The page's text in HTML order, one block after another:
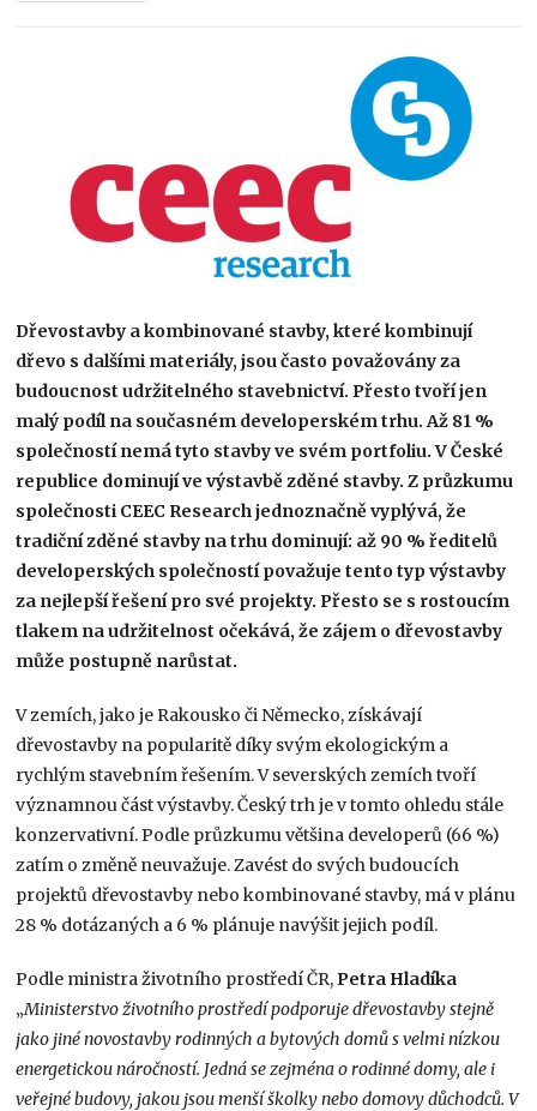
Dřevostavby a kombinované stavby, které kombinují
dřevo s dalšími materiály, jsou často považovány za
budoucnost udržitelného stavebnictví. Přesto tvoří jen
malý podíl na současném developerském trhu. Až 81 %
společností nemá tyto stavby ve svém portfoliu. V České
republice dominují ve výstavbě zděné stavby. Z průzkumu
společnosti CEEC Research jednoznačně vyplývá, že
tradiční zděné stavby na trhu dominují: až 90 % ředitelů
developerských společností považuje tento typ výstavby
za nejlepší řešení pro své projekty. Přesto se s rostoucím
tlakem na udržitelnost očekává, že zájem o dřevostavby
může postupně narůstat.
V zemích, jako je Rakousko či Německo, získávají
dřevostavby na popularitě díky svým ekologickým a
rychlým stavebním řešením. V severských zemích tvoří
významnou část výstavby. Český trh je v tomto ohledu stále
konzervativní. Podle průzkumu většina developerů (66 %)
zatím o změně neuvažuje. Zavést do svých budoucích
projektů dřevostavby nebo kombinované stavby, má v plánu
28 % dotázaných a 6 % plánuje navýšit jejich podíl.
Podle ministra životního prostředí ČR, Petra Hladíka
„Ministerstvo životního prostředí podporuje dřevostavby stejně
jako jiné novostavby rodinných a bytových domů s velmi nízkou
energetickou náročností. Jedná se zejména o rodinné domy, ale i
veřejné budovy, jakou jsou menší školky nebo domovy důchodců. V